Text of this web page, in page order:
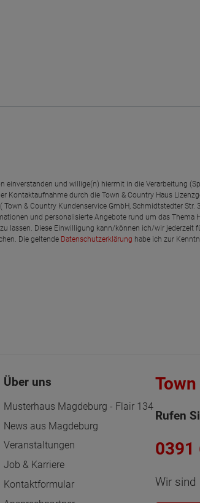
und willige(n) hiermit in die Verarbeitung
Kontaktaufnahme durch die Town & Country Haus
& Country Kundenservice GmbH, Schmidtstedter
und personalisierte Angebote rund um das Thema
lassen. Diese Einwilligung kann/können ich/wir jederzeit
Die geltende Datenschutzerklärung habe ich zur
Über uns
Musterhaus Magdeburg - Flair 134
News aus Magdeburg
Veranstaltungen
Job & Karriere
Kontaktformular
Rufen
0391
Wir sind